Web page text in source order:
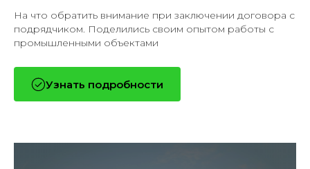
На что обратить внимание при заключении договора с
подрядчиком. Поделились своим опытом работы с
промышленными объектами
Узнать подробности